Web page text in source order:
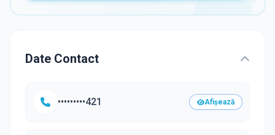
Date Contact
•••••••••421 Afișează